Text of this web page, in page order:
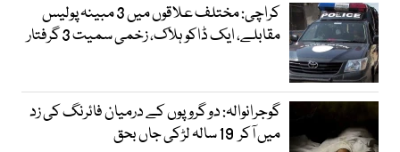
کراچی: مختلف علاقوں میں 3 مبینہ پولیس
مقابلے، ایک ڈاکو ہلاک، زخمی سمیت 3 گرفتار
گوجرانوالہ: دو گروپوں کے درمیان فائرنگ کی زد
میں آکر 19 سالہ لڑکی جاں بحق